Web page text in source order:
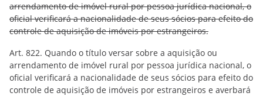
arrendamento de imóvel rural por pessoa jurídica nacional, o
oficial verificará a nacionalidade de seus sócios para efeito do
controle de aquisição de imóveis por estrangeiros.
Art. 822. Quando o título versar sobre a aquisição ou
arrendamento de imóvel rural por pessoa jurídica nacional, o
oficial verificará a nacionalidade de seus sócios para efeito do
controle de aquisição de imóveis por estrangeiros e averbará